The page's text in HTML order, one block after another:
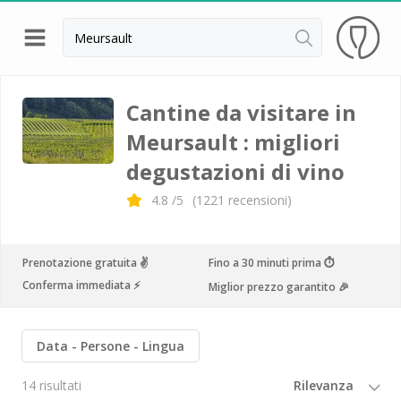
Indietro
Cantine da visitare e degustazioni vini Alsazia
Cantine da visitare e degustazioni vini Beaujolais
Cantine da visitare e degustazioni vini Bordeaux
Cantine da visitare e degustazioni vini Borgogna
Champagne
Cantine da visitare e degustazioni vini Giura
Cantine da visitare e degustazioni vini Languedoc
Roussillon
Cantine da visitare e degustazioni vini Poitou
Cantine da visitare in
Meursault : migliori
degustazioni di vino
4.8 /5 (1221 recensioni)
Prenotazione gratuita ✌️
Fino a 30 minuti prima ⏱
Conferma immediata ⚡️
Miglior prezzo garantito 🎉
Data Persone Lingua
14 risultati